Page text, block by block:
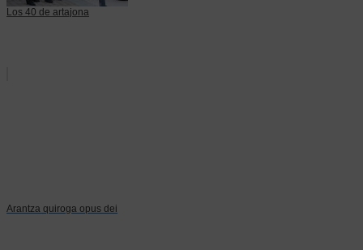
Los 40 de artajona
Arantza quiroga opus dei